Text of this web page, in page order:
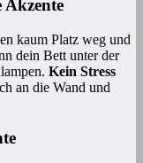
Akzente
kaum Platz weg und
dein Bett unter der
Kein Stress
an die Wand und